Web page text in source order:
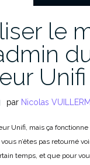
le
Unifi
par Nicolas
Unifi, mais ça
n’êtes pas retourné
temps, et que pour